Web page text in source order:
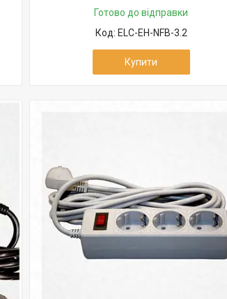
Готово до відправки
ELC-EH-NFB-3.2
Купити